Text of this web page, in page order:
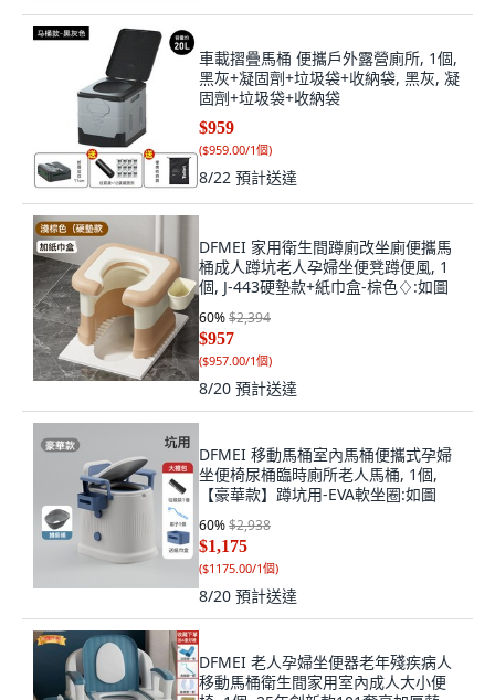
車載摺疊馬桶 便攜戶外露營廁所, 1個,
黑灰+凝固劑+垃圾袋+收納袋, 黑灰, 凝
固劑+垃圾袋+收納袋
$959
($959.00/1個)
8/22 預計送達
DFMEI 家用衛生間蹲廁改坐廁便攜馬
桶成人蹲坑老人孕婦坐便凳蹲便風, 1
個, J-443硬墊款+紙巾盒-棕色♢:如圖
60%$2,394
$957
($957.00/1個)
8/20 預計送達
DFMEI 移動馬桶室內馬桶便攜式孕婦
坐便椅尿桶臨時廁所老人馬桶, 1個,
【豪華款】蹲坑用-EVA軟坐圈:如圖
60%$2,938
$1,175
($1175.00/1個)
8/20 預計送達
DFMEI 老人孕婦坐便器老年殘疾病人
移動馬桶衛生間家用室內成人大小便